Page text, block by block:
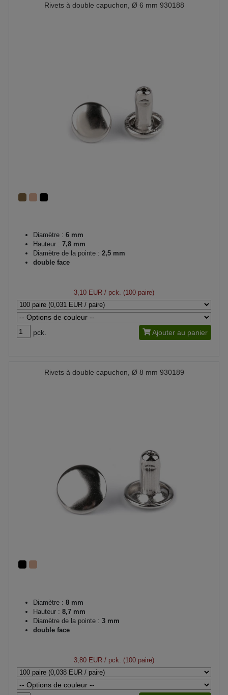
Rivets à double capuchon, Ø 6 mm 930188
Diamètre : 6 mm
Hauteur : 7,8 mm
Diamètre de la pointe : 2,5 mm
double face
3,10 EUR / pck. (100 paire)
pck. Ajouter au panier
Rivets à double capuchon, Ø 8 mm 930189
Diamètre : 8 mm
Hauteur : 8,7 mm
Diamètre de la pointe : 3 mm
double face
3,80 EUR / pck. (100 paire)